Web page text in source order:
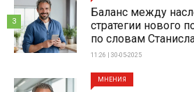
Баланс между
стратегии нового
по словам
11:26 | 30-05-2025
3
МНЕНИЯ